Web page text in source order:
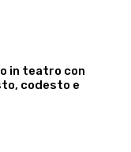
in teatro con
codesto e